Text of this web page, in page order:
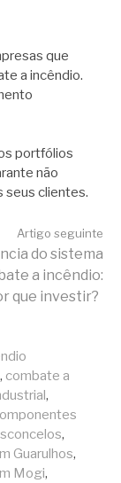
que
a incêndio.
portfólios
não
seus clientes.
Artigo seguinte
do sistema
a incêndio:
que investir?
, combate a
,
,
Guarulhos,
Mogi,